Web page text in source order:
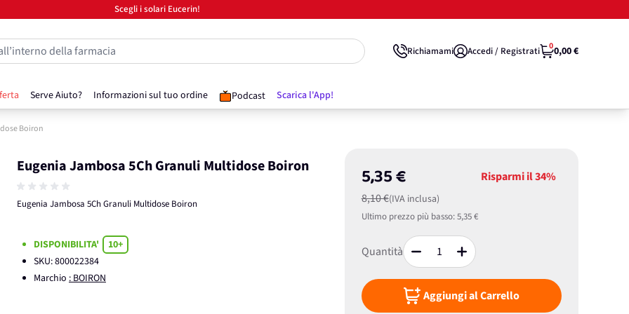
Scegli i solari Eucerin!
Serve Aiuto? Informazioni sul tuo ordine Podcast Scarica l'App!
della farmacia Richiamami Accedi / Registrati 00,00 €
Boiron
Eugenia Jambosa 5Ch Granuli Multidose Boiron
Eugenia Jambosa 5Ch Granuli Multidose Boiron
5,35 €
8,10 €(IVA inclusa)
Risparmi il34%
Ultimo prezzo più basso:5,35 €
Quantità
Aggiungi al Carrello
DISPONIBILITA'
10+
SKU:800022384
Marchio : BOIRON